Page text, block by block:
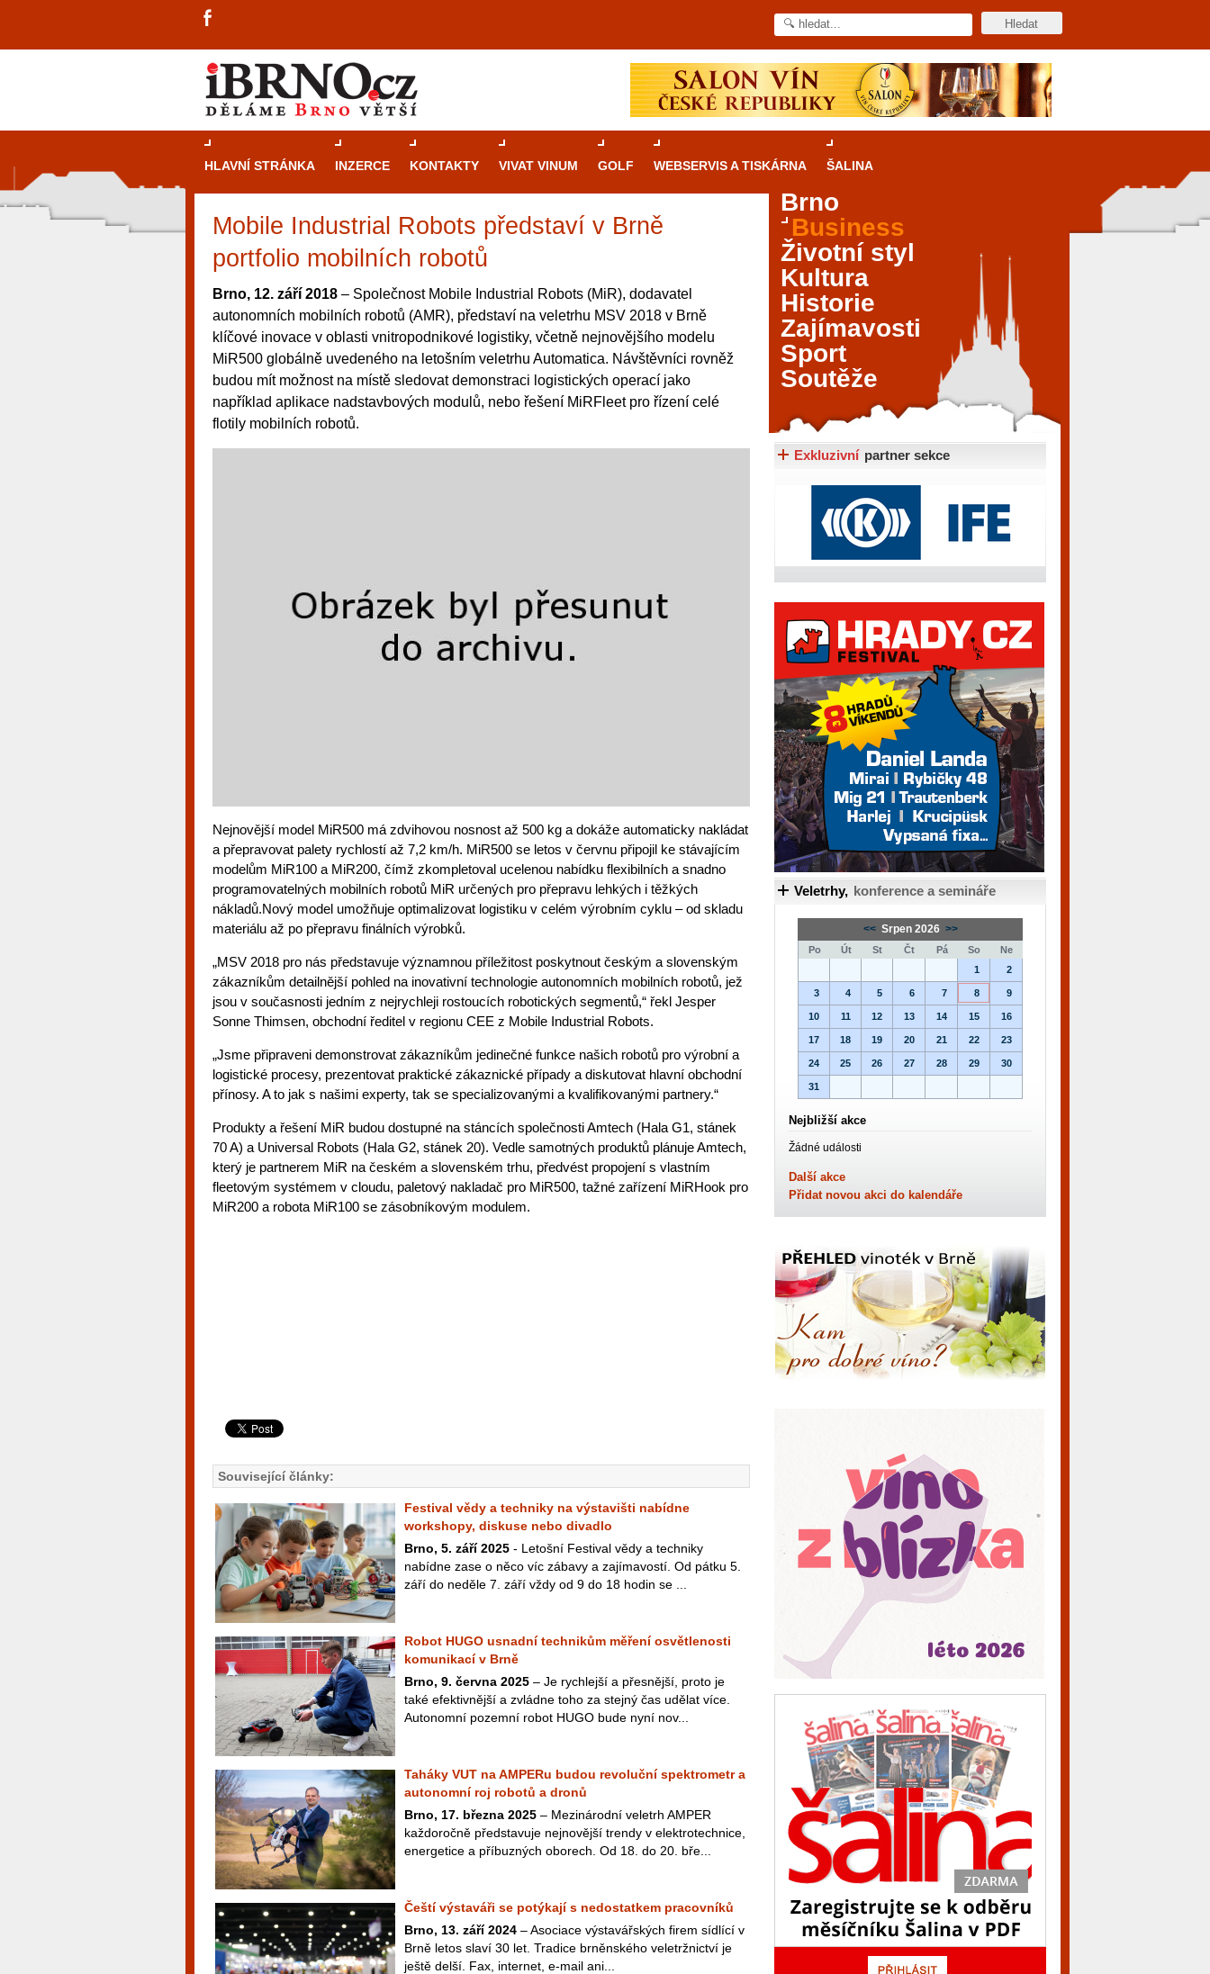
HLAVNÍ STRÁNKA INZERCE KONTAKTY VIVAT VINUM GOLF WEBSERVIS A TISKÁRNA ŠALINA
Mobile Industrial Robots představí v Brně
portfolio mobilních robotů
Brno, 12. září 2018 – Společnost Mobile Industrial Robots (MiR), dodavatel
autonomních mobilních robotů (AMR), představí na veletrhu MSV 2018 v Brně
klíčové inovace v oblasti vnitropodnikové logistiky, včetně nejnovějšího modelu
MiR500 globálně uvedeného na letošním veletrhu Automatica. Návštěvníci rovněž
budou mít možnost na místě sledovat demonstraci logistických operací jako
například aplikace nadstavbových modulů, nebo řešení MiRFleet pro řízení celé
flotily mobilních robotů.
Nejnovější model MiR500 má zdvihovou nosnost až 500 kg a dokáže automaticky nakládat
a přepravovat palety rychlostí až 7,2 km/h. MiR500 se letos v červnu připojil ke stávajícím
modelům MiR100 a MiR200, čímž zkompletoval ucelenou nabídku flexibilních a snadno
programovatelných mobilních robotů MiR určených pro přepravu lehkých i těžkých
nákladů.Nový model umožňuje optimalizovat logistiku v celém výrobním cyklu – od skladu
materiálu až po přepravu finálních výrobků.
„MSV 2018 pro nás představuje významnou příležitost poskytnout českým a slovenským
zákazníkům detailnější pohled na inovativní technologie autonomních mobilních robotů, jež
jsou v současnosti jedním z nejrychleji rostoucích robotických segmentů,“ řekl Jesper
Sonne Thimsen, obchodní ředitel v regionu CEE z Mobile Industrial Robots.
„Jsme připraveni demonstrovat zákazníkům jedinečné funkce našich robotů pro výrobní a
logistické procesy, prezentovat praktické zákaznické případy a diskutovat hlavní obchodní
přínosy. A to jak s našimi experty, tak se specializovanými a kvalifikovanými partnery.“
Produkty a řešení MiR budou dostupné na stáncích společnosti Amtech (Hala G1, stánek
70 A) a Universal Robots (Hala G2, stánek 20). Vedle samotných produktů plánuje Amtech,
který je partnerem MiR na českém a slovenském trhu, předvést propojení s vlastním
fleetovým systémem v cloudu, paletový nakladač pro MiR500, tažné zařízení MiRHook pro
MiR200 a robota MiR100 se zásobníkovým modulem.
Související články:
Festival vědy a techniky na výstavišti nabídne
workshopy, diskuse nebo divadlo
Brno, 5. září 2025 - Letošní Festival vědy a techniky
nabídne zase o něco víc zábavy a zajímavostí. Od pátku 5.
září do neděle 7. září vždy od 9 do 18 hodin se ...
Robot HUGO usnadní technikům měření osvětlenosti
komunikací v Brně
Brno, 9. června 2025 – Je rychlejší a přesnější, proto je
také efektivnější a zvládne toho za stejný čas udělat více.
Autonomní pozemní robot HUGO bude nyní nov...
Taháky VUT na AMPERu budou revoluční spektrometr a
autonomní roj robotů a dronů
Brno, 17. března 2025 – Mezinárodní veletrh AMPER
každoročně představuje nejnovější trendy v elektrotechnice,
energetice a příbuzných oborech. Od 18. do 20. bře...
Čeští výstaváři se potýkají s nedostatkem pracovníků
Brno, 13. září 2024 – Asociace výstavářských firem sídlící v
Brně letos slaví 30 let. Tradice brněnského veletržnictví je
ještě delší. Fax, internet, e-mail ani...
Průvodcekasinovými hrami v Brně: Od
rulety po video automaty
Brno je městem známým pro zajímavé památky, skvělé
restaurace, divadla a univerzity. Mimo jiné je ale také
místem, kde si můžete legálně a bezpečně vyzkoušet
různé kasinové hry. V neustále kvetoucí moravské
metropoli naleznete širokou nabídku her od klasické
rulety až po moderní automaty jak pro pravidelné
návštěvníky, tak pro příležitostné hráče. V...
Brno
Business
Životní styl
Kultura
Historie
Zajímavosti
Sport
Soutěže
Exkluzivní partner sekce
Veletrhy, konference a semináře
<< Srpen 2026 >>
Po Út St Čt Pá So
Ne
1
2
3 4 5 6 7 8 9
10 11 12 13 14 15 16
17 18 19 20 21 22 23
24 25 26 27 28 29 30
31
Nejbližší akce
Žádné události
Další akce
Přidat novou akci do kalendáře